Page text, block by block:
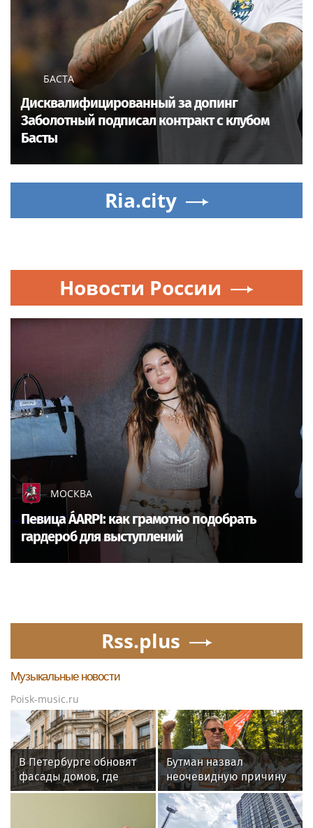
БАСТА
Дисквалифицированный за допинг
Заболотный подписал контракт с клубом
Басты
Ria.city
Новости России
МОСКВА
Певица ÁARPI: как грамотно подобрать
гардероб для выступлений
Rss.plus
Музыкальные новости
Poisk-music.ru
В Петербурге обновят
фасады домов, где
жили Чайковский и
Бутман назвал
неочевидную причину
отказа иностранных
артистов от концертов
в РФ